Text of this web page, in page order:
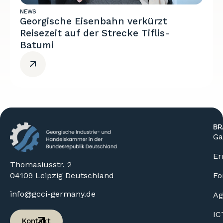
NEWS
Georgische Eisenbahn verkürzt
Reisezeit auf der Strecke Tiflis-
Batumi
Thomasiusstr. 2
04109 Leipzig Deutschland
info@gcci-germany.de
Kontakt